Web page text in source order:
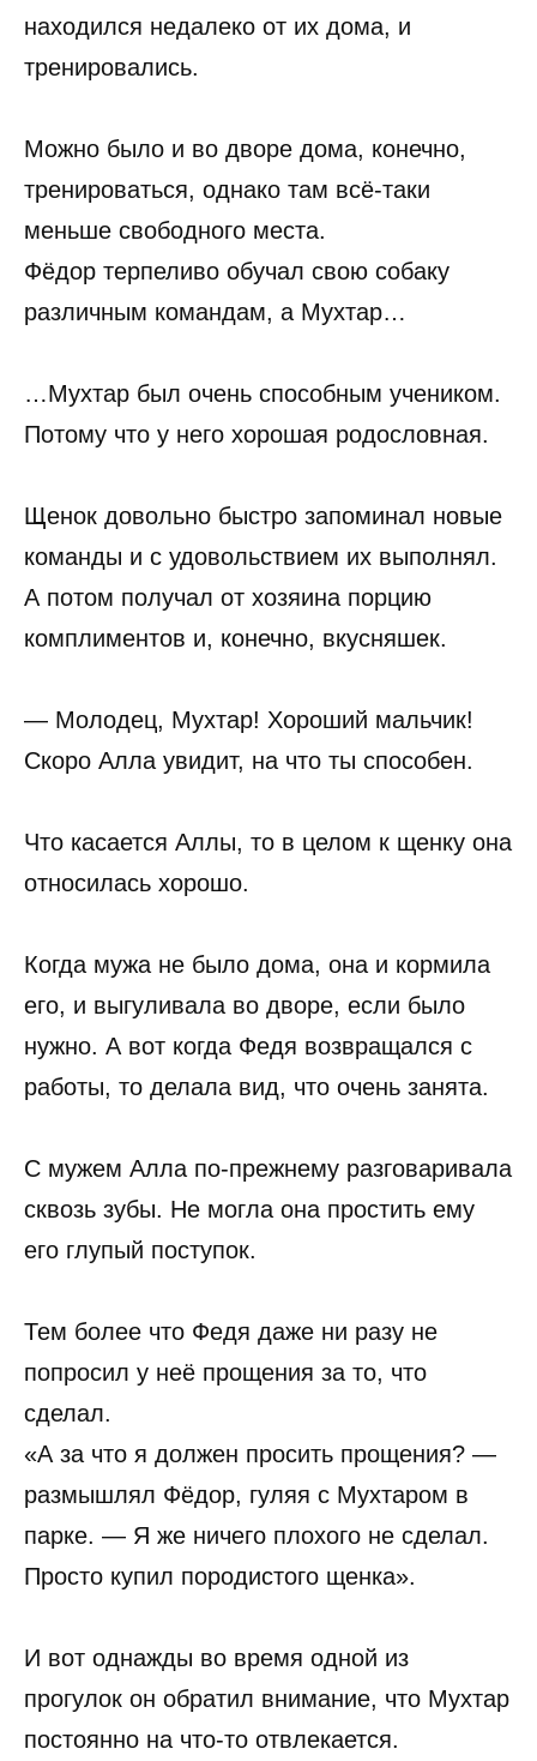
находился недалеко от их дома, и
тренировались.
Можно было и во дворе дома, конечно,
тренироваться, однако там всё-таки
меньше свободного места.
Фёдор терпеливо обучал свою собаку
различным командам, а Мухтар…
…Мухтар был очень способным учеником.
Потому что у него хорошая родословная.
Щенок довольно быстро запоминал новые
команды и с удовольствием их выполнял.
А потом получал от хозяина порцию
комплиментов и, конечно, вкусняшек.
— Молодец, Мухтар! Хороший мальчик!
Скоро Алла увидит, на что ты способен.
Что касается Аллы, то в целом к щенку она
относилась хорошо.
Когда мужа не было дома, она и кормила
его, и выгуливала во дворе, если было
нужно. А вот когда Федя возвращался с
работы, то делала вид, что очень занята.
С мужем Алла по-прежнему разговаривала
сквозь зубы. Не могла она простить ему
его глупый поступок.
Тем более что Федя даже ни разу не
попросил у неё прощения за то, что
сделал.
«А за что я должен просить прощения? —
размышлял Фёдор, гуляя с Мухтаром в
парке. — Я же ничего плохого не сделал.
Просто купил породистого щенка».
И вот однажды во время одной из
прогулок он обратил внимание, что Мухтар
постоянно на что-то отвлекается.